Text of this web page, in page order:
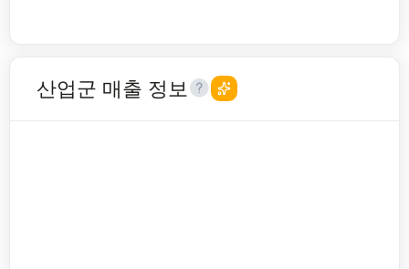
산업군 매출 정보